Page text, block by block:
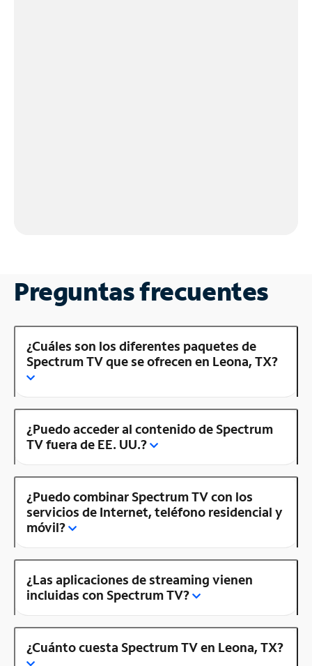
Preguntas frecuentes
¿Cuáles son los diferentes paquetes de
Spectrum TV que se ofrecen en Leona, TX?
¿Puedo acceder al contenido de Spectrum
TV fuera de EE. UU.?
¿Puedo combinar Spectrum TV con los
servicios de Internet, teléfono residencial y
móvil?
¿Las aplicaciones de streaming vienen
incluidas con Spectrum TV?
¿Cuánto cuesta Spectrum TV en Leona, TX?